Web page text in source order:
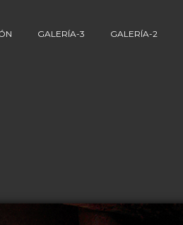
GALERÍA-3 GALERÍA-2